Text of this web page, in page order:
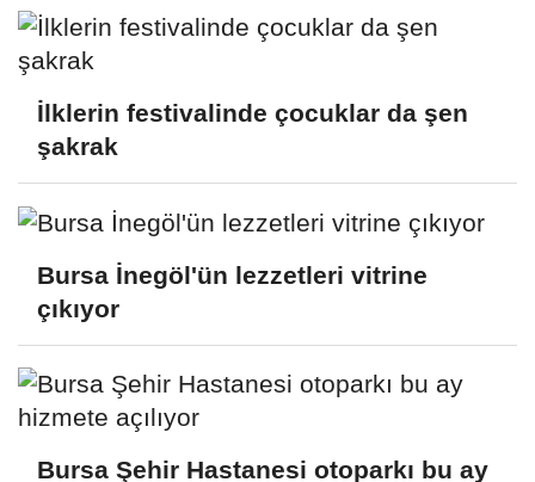
İlklerin festivalinde çocuklar da şen
şakrak
Bursa İnegöl'ün lezzetleri vitrine
çıkıyor
Bursa Şehir Hastanesi otoparkı bu ay